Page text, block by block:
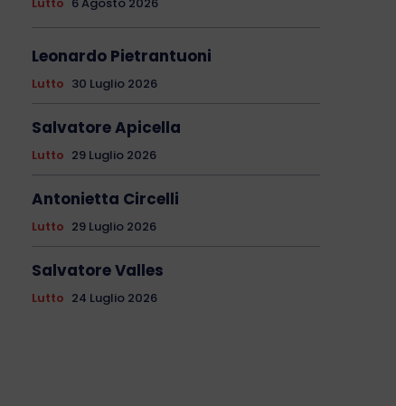
Lutto 6 Agosto 2026
Leonardo Pietrantuoni
Lutto 30 Luglio 2026
Salvatore Apicella
Lutto 29 Luglio 2026
Antonietta Circelli
Lutto 29 Luglio 2026
Salvatore Valles
Lutto 24 Luglio 2026